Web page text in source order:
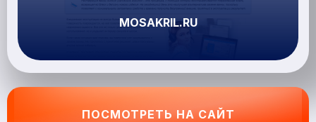
MOSAKRIL.RU
ПОСМОТРЕТЬ НА САЙТ